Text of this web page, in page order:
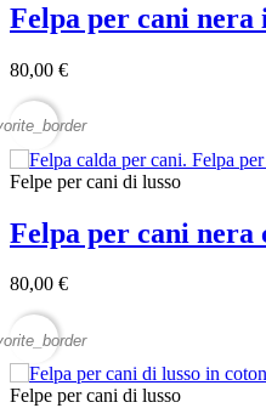
Felpa per cani nera
80,00 €
Felpe per cani di lusso
Felpa per cani nera
80,00 €
Felpe per cani di lusso